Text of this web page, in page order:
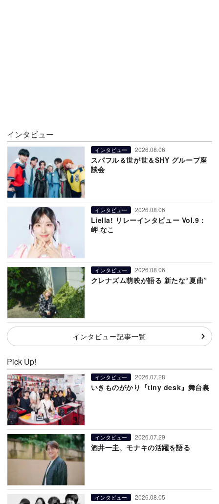
インタビュー
インタビュー 2026.08.06
スパフル＆世が世＆SHY グループ座
談会
インタビュー 2026.08.06
Liella! リレーインタビュー Vol.9：
岬 なこ
インタビュー 2026.08.06
クレナズム萌映が語る 新たな“夏曲”
インタビュー記事一覧
Pick Up!
インタビュー 2026.07.28
いきものがかり『tiny desk』舞台裏
インタビュー 2026.07.29
酒井一圭、モナキの活躍を語る
インタビュー 2026.08.05